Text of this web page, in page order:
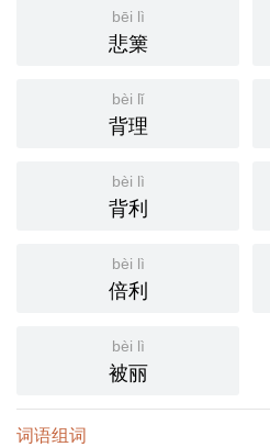
bēi lì
悲篥
bèi lǐ
背理
bèi lì
背利
bèi lì
倍利
bèi lì
被丽
词语组词